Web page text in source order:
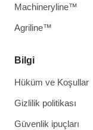
Bilgi
Hüküm ve Koşullar
Gizlilik politikası
Güvenlik ipuçları
Machineryline™
Agriline™